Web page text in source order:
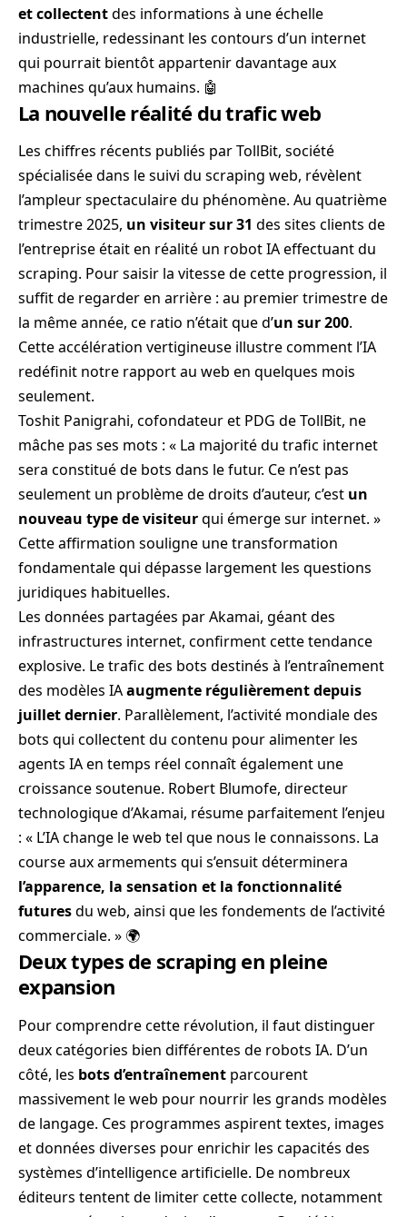
et collectentdes informations à une échelle
industrielle, redessinant les contours d’un internet
qui pourrait bientôt appartenir davantage aux
machines qu’aux humains. 🤖
La nouvelle réalité du trafic web
Les chiffres récents publiés par TollBit, société
spécialisée dans le suivi du scraping web, révèlent
l’ampleur spectaculaire du phénomène. Au quatrième
trimestre 2025, un visiteur sur 31 des sites clients de
l’entreprise était en réalité un robot IA effectuant du
scraping. Pour saisir la vitesse de cette progression, il
suffit de regarder en arrière : au premier trimestre de
la même année, ce ratio n’était que d’un sur 200.
Cette accélération vertigineuse illustre comment l’IA
redéfinit notre rapport au web en quelques mois
seulement.
Toshit Panigrahi, cofondateur et PDG de TollBit, ne
mâche pas ses mots : « La majorité du trafic internet
sera constitué de bots dans le futur. Ce n’est pas
seulement un problème de droits d’auteur, c’est un
nouveau type de visiteurqui émerge sur internet. »
Cette affirmation souligne une transformation
fondamentale qui dépasse largement les questions
juridiques habituelles.
Les données partagées par Akamai, géant des
infrastructures internet, confirment cette tendance
explosive. Le trafic des bots destinés à l’entraînement
des modèles IAaugmente régulièrement depuis
juillet dernier. Parallèlement, l’activité mondiale des
bots qui collectent du contenu pour alimenter les
agents IA en temps réel connaît également une
croissance soutenue. Robert Blumofe, directeur
technologique d’Akamai, résume parfaitement l’enjeu
: « L’IA change le web tel que nous le connaissons. La
course aux armements qui s’ensuit déterminera
l’apparence, la sensation et la fonctionnalité
futuresdu web, ainsi que les fondements de l’activité
commerciale. » 🌍
Deux types de scraping en pleine
expansion
Pour comprendre cette révolution, il faut distinguer
deux catégories bien différentes de robots IA. D’un
côté, les bots d’entraînement parcourent
massivement le web pour nourrir les grands modèles
de langage. Ces programmes aspirent textes, images
et données diverses pour enrichir les capacités des
systèmes d’intelligence artificielle. De nombreux
éditeurs tentent de limiter cette collecte, notamment